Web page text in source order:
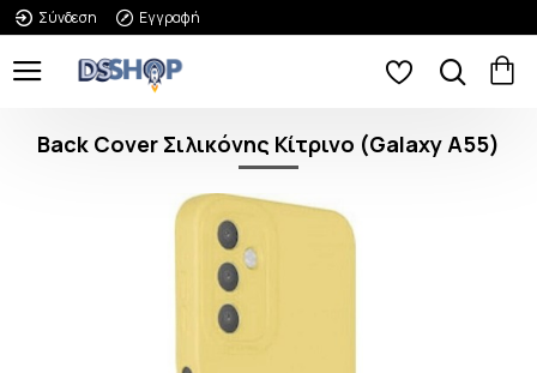
Σύνδεση Εγγραφή
Back Cover Σιλικόνης Κίτρινο (Galaxy A55)